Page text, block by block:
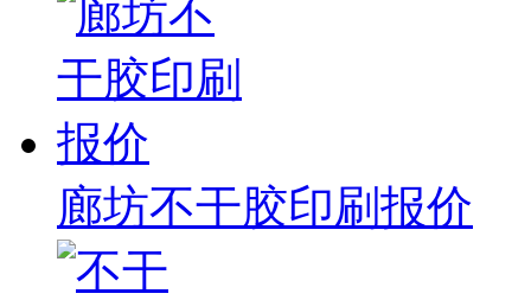
备
有
机
肥
设
备
深
廊坊不干胶印刷报价